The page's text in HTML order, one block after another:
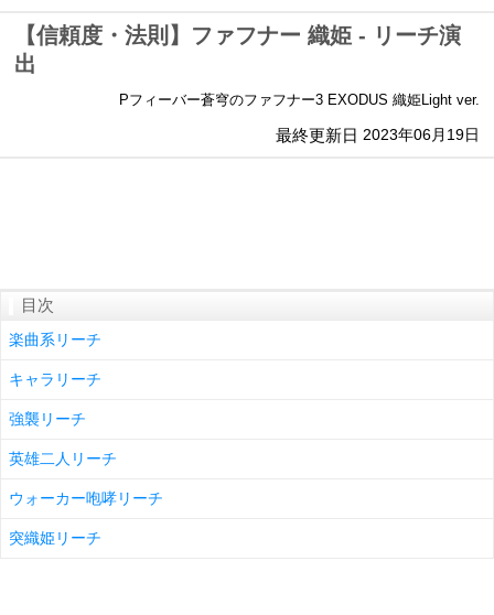
【信頼度・法則】ファフナー 織姫 - リーチ演
出
Pフィーバー蒼穹のファフナー3 EXODUS 織姫Light ver.
最終更新日 2023年06月19日
目次
楽曲系リーチ
キャラリーチ
強襲リーチ
英雄二人リーチ
ウォーカー咆哮リーチ
突織姫リーチ